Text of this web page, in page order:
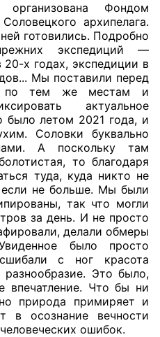
Фондом
архипелага.
готовились. Подробно
экспедиций —
20-х годах, экспедиции в
Мы поставили перед
по тем же местам и
актуальное
было летом 2021 года, и
Соловки буквально
А поскольку там
то благодаря
туда, куда никто не
не больше. Мы были
так что могли
за день. И не просто
делали обмеры
было просто
с ног красота
Это было,
впечатление. Что бы ни
природа примиряет и
в осознание вечности
ошибок.